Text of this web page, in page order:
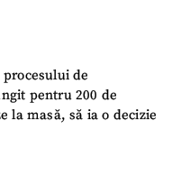
de
pentru 200 de
la masă, să ia o decizie